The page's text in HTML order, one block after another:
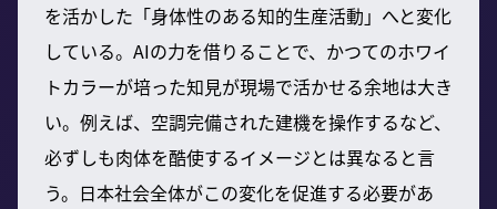
を活かした「身体性のある知的生産活動」へと変化
している。AIの力を借りることで、かつてのホワイ
トカラーが培った知見が現場で活かせる余地は大き
い。例えば、空調完備された建機を操作するなど、
必ずしも肉体を酷使するイメージとは異なると言
う。日本社会全体がこの変化を促進する必要があ